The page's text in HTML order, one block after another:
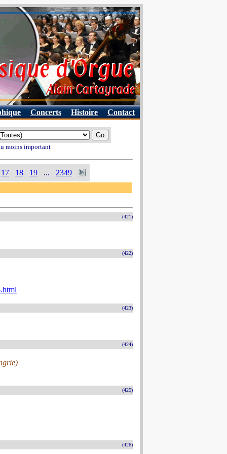
Concerts Histoire Contact
moins important
17 18 19 ... 2349
(421)
(422)
(423)
(424)
(425)
(426)